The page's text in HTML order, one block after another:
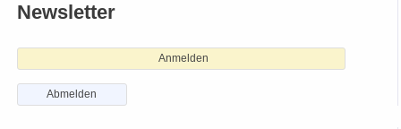
Newsletter
Anmelden
Abmelden